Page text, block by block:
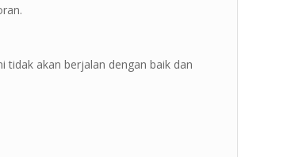
tidak akan berjalan dengan baik dan